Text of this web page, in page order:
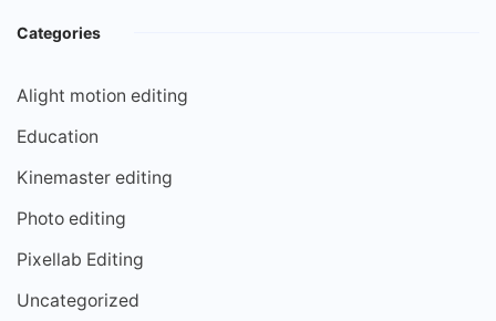
Categories
Alight motion editing
Education
Kinemaster editing
Photo editing
Pixellab Editing
Uncategorized